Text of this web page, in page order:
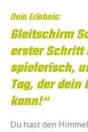
Dein Erlebnis:
Gleitschirm
erster
spielerisch,
Tag, der dein
kann!“
Du hast den